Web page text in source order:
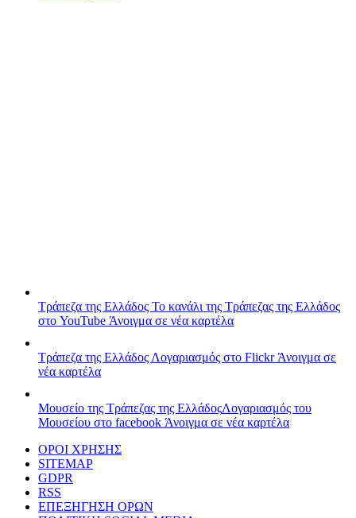
Τράπεζα της Ελλάδος Το κανάλι της Τράπεζας της Ελλάδος
στο YouTube Άνοιγμα σε νέα καρτέλα
Τράπεζα της Ελλάδος Λογαριασμός στο FlickrΆνοιγμα σε
νέα καρτέλα
Μουσείο της Τράπεζας της ΕλλάδοςΛογαριασμός του
Μουσείου στο facebook Άνοιγμα σε νέα καρτέλα
ΟΡΟΙ ΧΡΗΣΗΣ
SITEMAP
GDPR
RSS
ΕΠΕΞΗΓΗΣΗ ΟΡΩΝ